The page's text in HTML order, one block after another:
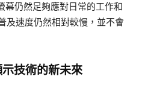
仍然足夠應對日常的工作和
及速度仍然相對較慢，並不會
示技術的新未來